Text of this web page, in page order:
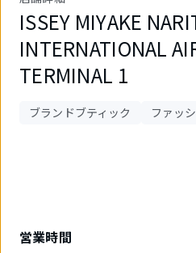
ISSEY MIYAKE
INTERNATIONAL
TERMINAL 1
ブランドブティック ファッ
営業時間